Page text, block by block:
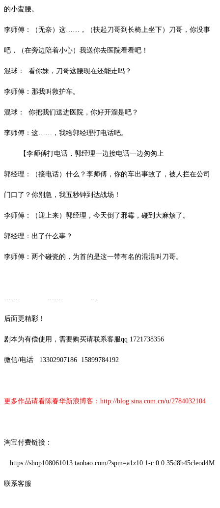
的小蛮腰。
李师傅：（无奈）这 ……，（扶起刀哥到长椅上坐下）刀哥，你没事
吧，（在旁边陪着小心）我送你去医院看看吧！
混球： 看你妹，刀哥这腰现在还能走吗？
李师傅：那我叫救护车。
混球： 你把我们送进医院，你好开溜是吧？
李师傅：这 ……，我给郭经理打电话吧。
【李师傅打电话，郭经理一边接电话一边匆匆上
郭经理：（接电话）什么？李师傅，你的车出事故了，被人拦在公司
门口了？你别急，我五秒钟到达战场！
李师傅：（迎上来）郭经理，今天倒了邪霉，碰到大麻烦了。
郭经理：出了什么事？
李师傅：两个碰瓷的，为首的是这一带有名的混混叫刀哥。
后面更精彩！
剧本为有偿使用，需要购买请联系客服qq 1721738356
微信/电话 13302907186 15899784192
更多作品请看陈春华新浪博客： http://blog.sina.com.cn/u/2784032104
淘宝付费链接：
https://shop108061013.taobao.com/?spm=a1z10.1-c.0.0.35d8b45cleod4M
联系客服